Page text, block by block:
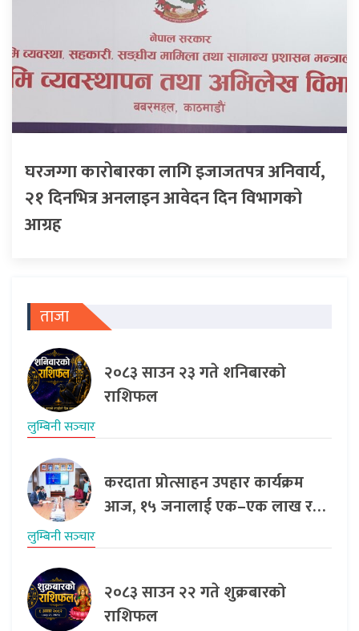
घरजग्गा कारोबारका लागि इजाजतपत्र अनिवार्य,
२१ दिनभित्र अनलाइन आवेदन दिन विभागको
आग्रह
ताजा
२०८३ साउन २३ गते शनिबारको
राशिफल
लुम्बिनी सञ्‍चार
करदाता प्रोत्साहन उपहार कार्यक्रम
आज, १५ जनालाई एक–एक लाख र…
लुम्बिनी सञ्‍चार
२०८३ साउन २२ गते शुक्रबारको
राशिफल